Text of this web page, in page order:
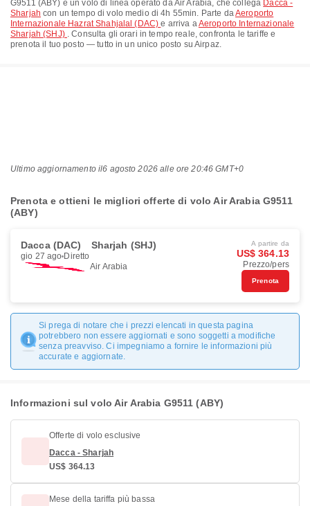
G9511 (ABY) è un volo di linea operato daAir Arabia, che collega Dacca -
Sharjah con un tempo di volo medio di4h 55min. Parte daAeroporto
Internazionale Hazrat Shahjalal (DAC)e arriva aAeroporto Internazionale
Sharjah (SHJ) . Consulta gli orari in tempo reale, confronta le tariffe e
prenota il tuo posto — tutto in un unico posto su Airpaz.
Ultimo aggiornamento il6 agosto 2026 alle ore 20:46 GMT+0
Prenota e ottieni le migliori offerte di volo Air Arabia G9511
(ABY)
Dacca (DAC) Sharjah (SHJ)
gio 27 ago Diretto
Air Arabia
A partire da
US$ 364.13
Prezzo/pers
Prenota
Si prega di notare che i prezzi elencati in questa pagina
potrebbero non essere aggiornati e sono soggetti a modifiche
senza preavviso. Ci impegniamo a fornire le informazioni più
accurate e aggiornate.
Informazioni sul volo Air Arabia G9511 (ABY)
Offerte di volo esclusive
Dacca - Sharjah
US$ 364.13
Mese della tariffa più bassa